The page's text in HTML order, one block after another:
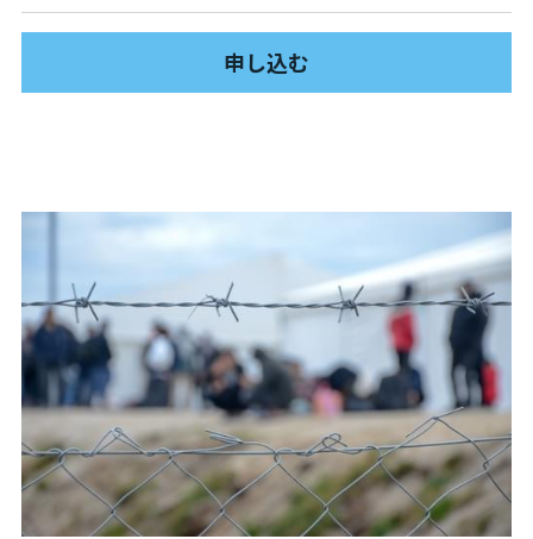
申し込む
自然栽培2025
沖縄ツアー2024
13表現することは生きること
12ビオダンサ
12ビオダンサ
12ビオダンサ